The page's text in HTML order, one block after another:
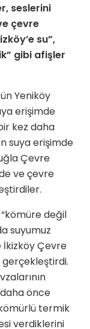
seslerini
çevre
su”,
gibi afişler
Yeniköy
erişimde
kez daha
suya erişimde
Çevre
ve çevre
değil
suyumuz
İkizköy Çevre
gerçekleştirdi.
önce
termik
verdiklerini